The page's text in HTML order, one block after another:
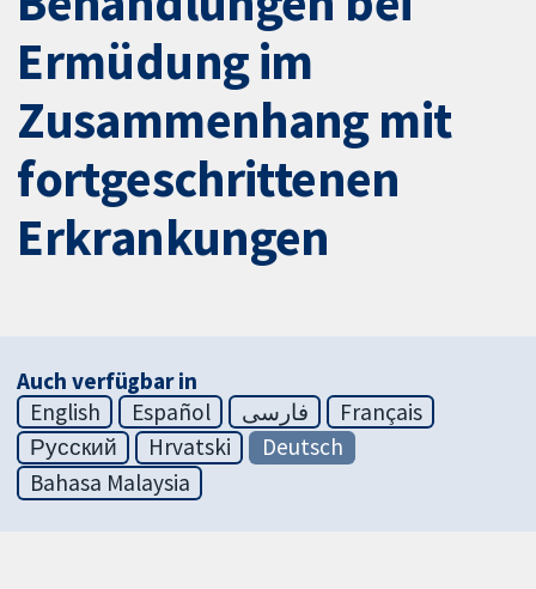
Ermüdung im
Zusammenhang mit
fortgeschrittenen
Erkrankungen
Auch verfügbar in
English
Español فارسی
Français
Русский
Hrvatski
Deutsch
Bahasa Malaysia